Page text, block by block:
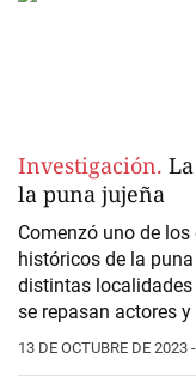
Investigación.
la puna jujeña
Comenzó uno de
históricos de la
distintas localidades
se repasan actores
13 DE OCTUBRE DE 2023